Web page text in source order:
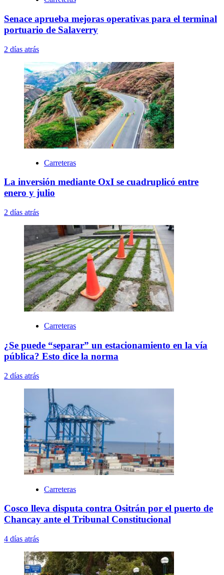
Senace aprueba mejoras operativas para el terminal
portuario de Salaverry
2 días atrás
Carreteras
La inversión mediante OxI se cuadruplicó entre
enero y julio
2 días atrás
Carreteras
¿Se puede “separar” un estacionamiento en la vía
pública? Esto dice la norma
2 días atrás
Carreteras
Cosco lleva disputa contra Ositrán por el puerto de
Chancay ante el Tribunal Constitucional
4 días atrás